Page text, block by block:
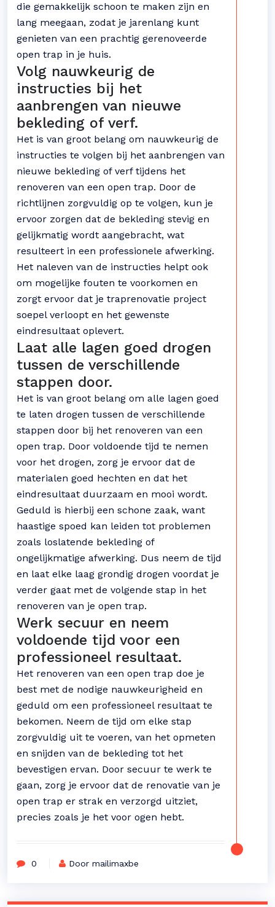
die gemakkelijk schoon te maken zijn en
lang meegaan, zodat je jarenlang kunt
genieten van een prachtig gerenoveerde
open trap in je huis.
Volg nauwkeurig de
instructies bij het
aanbrengen van nieuwe
bekleding of verf.
Het is van groot belang om nauwkeurig de
instructies te volgen bij het aanbrengen van
nieuwe bekleding of verf tijdens het
renoveren van een open trap. Door de
richtlijnen zorgvuldig op te volgen, kun je
ervoor zorgen dat de bekleding stevig en
gelijkmatig wordt aangebracht, wat
resulteert in een professionele afwerking.
Het naleven van de instructies helpt ook
om mogelijke fouten te voorkomen en
zorgt ervoor dat je traprenovatie project
soepel verloopt en het gewenste
eindresultaat oplevert.
Laat alle lagen goed drogen
tussen de verschillende
stappen door.
Het is van groot belang om alle lagen goed
te laten drogen tussen de verschillende
stappen door bij het renoveren van een
open trap. Door voldoende tijd te nemen
voor het drogen, zorg je ervoor dat de
materialen goed hechten en dat het
eindresultaat duurzaam en mooi wordt.
Geduld is hierbij een schone zaak, want
haastige spoed kan leiden tot problemen
zoals loslatende bekleding of
ongelijkmatige afwerking. Dus neem de tijd
en laat elke laag grondig drogen voordat je
verder gaat met de volgende stap in het
renoveren van je open trap.
Werk secuur en neem
voldoende tijd voor een
professioneel resultaat.
Het renoveren van een open trap doe je
best met de nodige nauwkeurigheid en
geduld om een professioneel resultaat te
bekomen. Neem de tijd om elke stap
zorgvuldig uit te voeren, van het opmeten
en snijden van de bekleding tot het
bevestigen ervan. Door secuur te werk te
gaan, zorg je ervoor dat de renovatie van je
open trap er strak en verzorgd uitziet,
precies zoals je het voor ogen hebt.
0 Door mailimaxbe